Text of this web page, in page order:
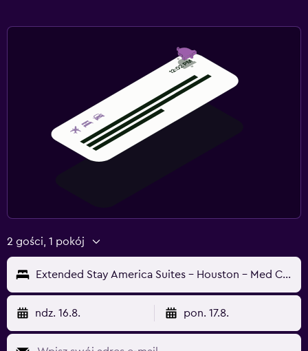
2 gości, 1 pokój
Extended Stay America Suites - Houston - Med Ctr - Greenway Plaza
ndz. 16.8. pon. 17.8.